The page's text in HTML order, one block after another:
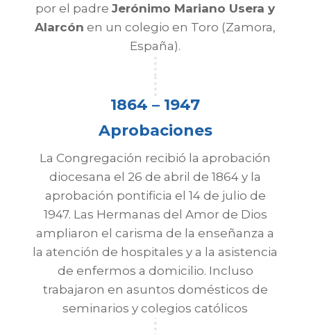
por el padre Jerónimo Mariano Usera y
Alarcón en un colegio en Toro (Zamora,
España).
1864 – 1947
Aprobaciones
La Congregación recibió la aprobación
diocesana el 26 de abril de 1864 y la
aprobación pontificia el 14 de julio de
1947. Las Hermanas del Amor de Dios
ampliaron el carisma de la enseñanza a
la atención de hospitales y a la asistencia
de enfermos a domicilio. Incluso
trabajaron en asuntos domésticos de
seminarios y colegios católicos